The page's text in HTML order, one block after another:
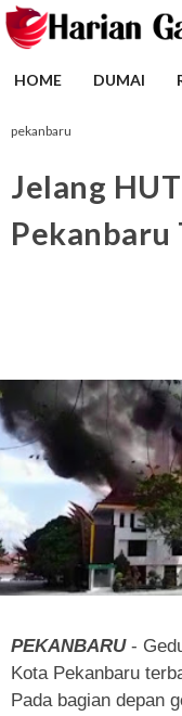
HOME DUMAI
pekanbaru
Jelang
Pekanbaru
PEKANBARU-
Kota Pekanbaru
Pada bagian depan